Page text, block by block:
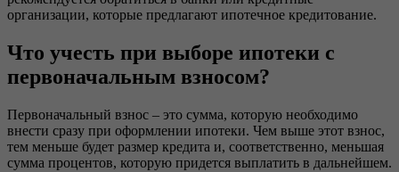
организации, которые предлагают ипотечное кредитование.
Что учесть при выборе ипотеки с
первоначальным взносом?
Первоначальный взнос – это сумма, которую необходимо
внести сразу при оформлении ипотеки. Чем выше этот взнос,
тем меньше будет размер кредита и, соответственно, меньшая
сумма процентов, которую придется выплатить в дальнейшем.